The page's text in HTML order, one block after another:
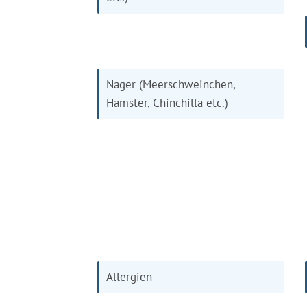
Nager (Meerschweinchen,
Hamster, Chinchilla etc.)
Allergien